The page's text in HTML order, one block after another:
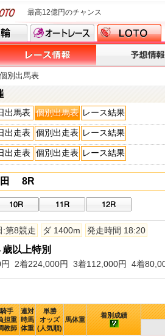
最高12億円のチャンス
個別出馬表
出馬表 個別出馬表 レース結果
出走表 個別出走表 レース結果
出走表 個別出走表 レース結果
田 8R
:第8競走 ダ 1400m 発走時間 18:20
以上特別
2着224,000円 3着112,000円 4着
騎手
担重
教師
連対
時馬
体重
単勝
オッズ
(人気順)
馬体重
着別成績